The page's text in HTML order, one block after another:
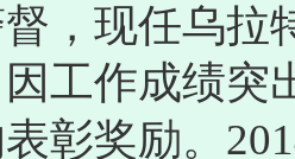
，现任乌
工作成绩突
彰奖励。